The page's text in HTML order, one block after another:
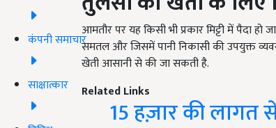
कंपनी समाचार
साक्षात्कार
आमतौर पर यह किसी भी प्रकार मिट्टी में पैदा
समतल और जिसमें पानी निकासी की उपयुक्त
खेती आसानी से की जा सकती है.
Related Links
15 हज़ार की लागत